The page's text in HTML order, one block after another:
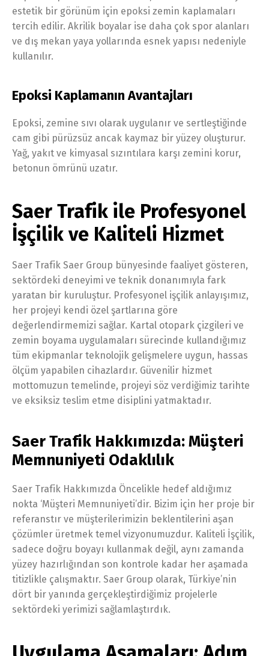
estetik bir görünüm için epoksi zemin kaplamaları
tercih edilir. Akrilik boyalar ise daha çok spor alanları
ve dış mekan yaya yollarında esnek yapısı nedeniyle
kullanılır.
Epoksi Kaplamanın Avantajları
Epoksi, zemine sıvı olarak uygulanır ve sertleştiğinde
cam gibi pürüzsüz ancak kaymaz bir yüzey oluşturur.
Yağ, yakıt ve kimyasal sızıntılara karşı zemini korur,
betonun ömrünü uzatır.
Saer Trafik ile Profesyonel
İşçilik ve Kaliteli Hizmet
Saer Trafik Saer Group bünyesinde faaliyet gösteren,
sektördeki deneyimi ve teknik donanımıyla fark
yaratan bir kuruluştur. Profesyonel işçilik anlayışımız,
her projeyi kendi özel şartlarına göre
değerlendirmemizi sağlar. Kartal otopark çizgileri ve
zemin boyama uygulamaları sürecinde kullandığımız
tüm ekipmanlar teknolojik gelişmelere uygun, hassas
ölçüm yapabilen cihazlardır. Güvenilir hizmet
mottomuzun temelinde, projeyi söz verdiğimiz tarihte
ve eksiksiz teslim etme disiplini yatmaktadır.
Saer Trafik Hakkımızda: Müşteri
Memnuniyeti Odaklılık
Saer Trafik Hakkımızda Öncelikle hedef aldığımız
nokta ‘Müşteri Memnuniyeti’dir. Bizim için her proje bir
referanstır ve müşterilerimizin beklentilerini aşan
çözümler üretmek temel vizyonumuzdur. Kaliteli İşçilik,
sadece doğru boyayı kullanmak değil, aynı zamanda
yüzey hazırlığından son kontrole kadar her aşamada
titizlikle çalışmaktır. Saer Group olarak, Türkiye’nin
dört bir yanında gerçekleştirdiğimiz projelerle
sektördeki yerimizi sağlamlaştırdık.